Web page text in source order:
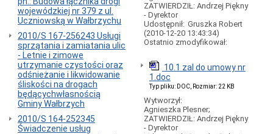
parkowania
Plan
usytuowania
miejsc
płatnego
parkowania
PARKOMATY
PŁATNOŚĆ
TELEFONEM
Działy
powiązane
wojewódzkiej nr 379 z ul.
Uczniowską w Wałbrzychu
2010/S 167-256243 Usługi
sprzątania i zamiatania ulic
- Letnie i zimowe
utrzymanie czystości oraz
odśnieżanie i likwidowanie
śliskości na drogach
będącychwłasnością
Gminy Wałbrzych
2010/S 164-252345
Świadczenie usług
ZATWIERDZIŁ: Andrzej Piękny
- Dyrektor
Udostępnił: Gruszka Robert
(2010-12-20 13:43:34)
Ostatnio zmodyfikował:
10.1 zal do umowy nr
1.doc
Typ pliku: DOC, Rozmiar: 22 KB
Wytworzył:
Agnieszka Plesner;
ZATWIERDZIŁ: Andrzej Piękny
- Dyrektor